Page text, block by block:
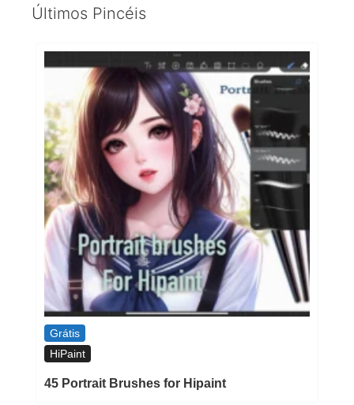
Últimos Pincéis
Grátis
HiPaint
45 Portrait Brushes for Hipaint